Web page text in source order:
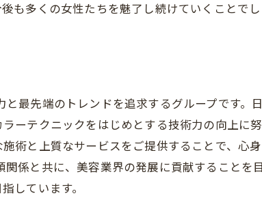
も多くの女性たちを魅了し続けていくことでし
と最先端のトレンドを追求するグループです
ーテクニックをはじめとする技術力の向上に
術と上質なサービスをご提供することで、心
関係と共に、美容業界の発展に貢献すること
しています。